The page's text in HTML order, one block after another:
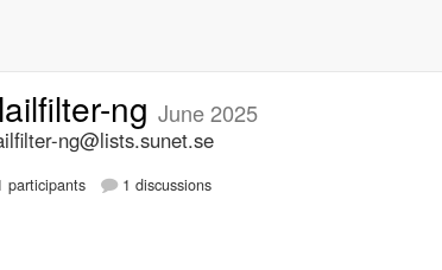
ng June 2025
ng@lists.sunet.se
participants 1 discussions